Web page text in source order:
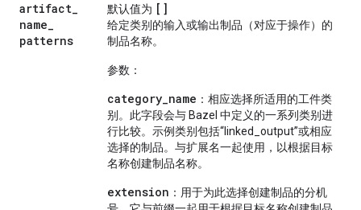
artifact_
name_
patterns
默认值为 []
给定类别的输入或输出制品（对应于操作）的
制品名称。
参数：
category_name ：相应选择所适用的工件类
别。此字段会与 Bazel 中定义的一系列类别进
行比较。示例类别包括“linked_output”或相应
选择的制品。与扩展名一起使用，以根据目标
名称创建制品名称。
extension ：用于为此选择创建制品的分机